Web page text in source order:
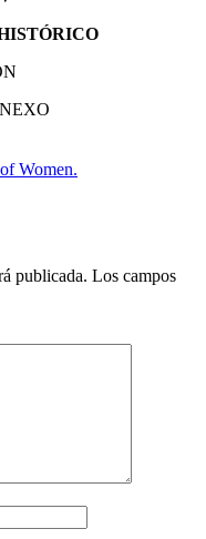
Women.
publicada. Los campos